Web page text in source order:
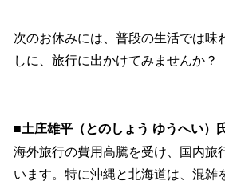
次のお休みには、普段の生活では味
しに、旅行に出かけてみませんか？
■土庄雄平（とのしょう ゆうへい）
海外旅行の費用高騰を受け、国内旅
います。特に沖縄と北海道は、混雑